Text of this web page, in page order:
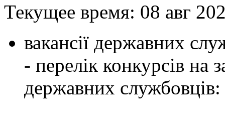
Текущее время: 08 авг
вакансії державних
- перелік конкурсів на
державних службовців: